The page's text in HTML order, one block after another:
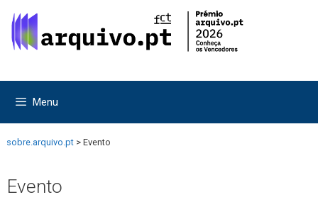
para
para
Menu
sobre.arquivo.pt > Evento
Evento